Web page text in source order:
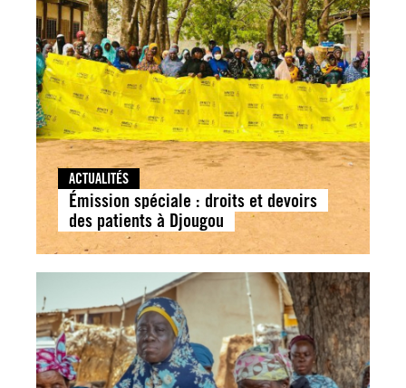
ACTUALITÉS
Émission spéciale : droits et devoirs
des patients à Djougou